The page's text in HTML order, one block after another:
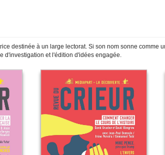
destinée à un large lectorat. Si son nom sonne comme
d'investigation et l'édition d'idées engagée.